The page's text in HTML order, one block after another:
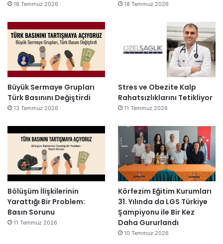
18 Temmuz 2026 18 Temmuz 2026
Büyük Sermaye Grupları
Türk Basınını Değiştirdi
13 Temmuz 2026
Stres ve Obezite Kalp
Rahatsızlıklarını Tetikliyor
11 Temmuz 2026
Bölüşüm İlişkilerinin
Yarattığı Bir Problem:
Basın Sorunu
11 Temmuz 2026
Körfezim Eğitim Kurumları
31. Yılında da LGS Türkiye
Şampiyonu ile Bir Kez
Daha Gururlandı
10 Temmuz 2026